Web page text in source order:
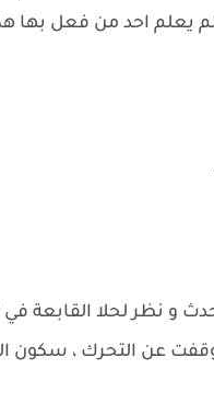
يعلم احد من فعل بها
و نظر لحلا القابعة
عن التحرك ، سكون